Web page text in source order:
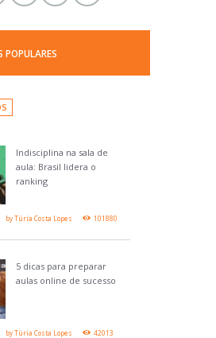
POPULARES
Indisciplina na sala de
aula: Brasil lidera o
ranking
byTúria Costa Lopes 101880
5 dicas para preparar
aulas online de sucesso
byTúria Costa Lopes 42013